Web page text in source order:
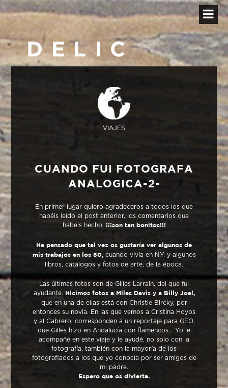
VIAJES
CUANDO FUI FOTOGRAFA
ANALOGICA-2-
En primer lugar quiero agradeceros a todos los que
habéis leído el post anterior, los comentarios que
habéis hecho. ¡¡¡son tan bonitos!!!
He pensado que tal vez os gustaría ver algunos de
mis trabajos en los 80,cuando vivía en N.Y. y algunos
libros, catálogos y fotos de arte, de la época.
Las últimas fotos son de Gilles Larrain, del que fui
ayudante.
Hicimos fotos a Miles Davis y a Billy Joel,
que en una de ellas está con Christie Bircky, por
entonces su novia. En las que vemos a Cristina Hoyos
y al Cabrero, corresponden a un reportaje para GEO,
que Gilles hizo en Andalucía con flamencos… Yo le
acompañé en este viaje y le ayudé, no solo con la
fotografía, también con la mayoría de los
fotografiados a los que yo conocía por ser amigos de
mi padre.
Espero que os divierta.